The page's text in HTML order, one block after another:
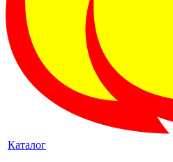
Каталог